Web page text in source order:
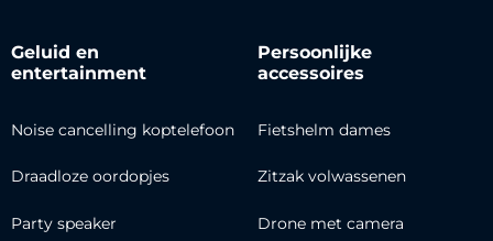
Geluid en
entertainment
Noise cancelling koptelefoon
Draadloze oordopjes
Party speaker
Persoonlijke
accessoires
Fietshelm dames
Zitzak volwassenen
Drone met camera